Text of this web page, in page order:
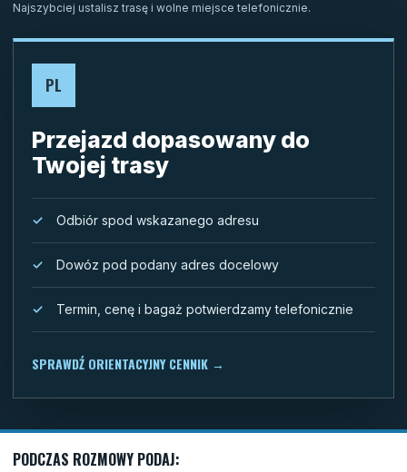
Najszybciej ustalisz trasę i wolne miejsce telefonicznie.
PL
Przejazd dopasowany do
Twojej trasy
Odbiór spod wskazanego adresu
Dowóz pod podany adres docelowy
Termin, cenę i bagaż potwierdzamy telefonicznie
SPRAWDŹ ORIENTACYJNY CENNIK →
PODCZAS ROZMOWY PODAJ: